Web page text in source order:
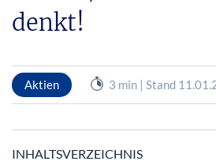
denkt!
Aktien 3 min | Stand
INHALTSVERZEICHNIS